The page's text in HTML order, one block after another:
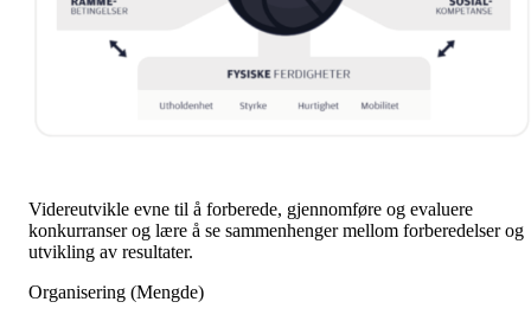
Videreutvikle evne til å forberede, gjennomføre og evaluere
konkurranser og lære å se sammenhenger mellom forberedelser og
utvikling av resultater.
Organisering (Mengde)